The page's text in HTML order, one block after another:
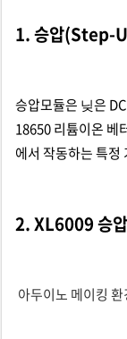
1. 승압(Step-
승압모듈은 닞은
18650 리튬이온 베
에서 작동하는 특정
2. XL6009 승
아두이노 메이킹 환